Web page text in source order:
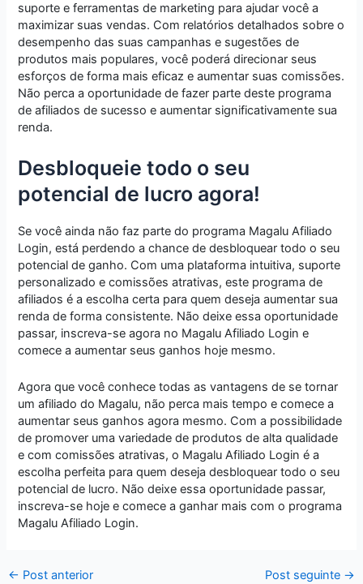
suporte e ferramentas de marketing para ajudar você a
maximizar suas vendas. Com relatórios detalhados sobre o
desempenho das suas campanhas e sugestões de
produtos mais populares, você poderá direcionar seus
esforços de forma mais eficaz e aumentar suas comissões.
Não perca a oportunidade de fazer parte deste programa
de afiliados de sucesso e aumentar significativamente sua
renda.
Desbloqueie todo o seu
potencial de lucro agora!
Se você ainda não faz parte do programa Magalu Afiliado
Login, está perdendo a chance de desbloquear todo o seu
potencial de ganho. Com uma plataforma intuitiva, suporte
personalizado e comissões atrativas, este programa de
afiliados é a escolha certa para quem deseja aumentar sua
renda de forma consistente. Não deixe essa oportunidade
passar, inscreva-se agora no Magalu Afiliado Login e
comece a aumentar seus ganhos hoje mesmo.
Agora que você conhece todas as vantagens de se tornar
um afiliado do Magalu, não perca mais tempo e comece a
aumentar seus ganhos agora mesmo. Com a possibilidade
de promover uma variedade de produtos de alta qualidade
e com comissões atrativas, o Magalu Afiliado Login é a
escolha perfeita para quem deseja desbloquear todo o seu
potencial de lucro. Não deixe essa oportunidade passar,
inscreva-se hoje e comece a ganhar mais com o programa
Magalu Afiliado Login.
← Post anterior Post seguinte →